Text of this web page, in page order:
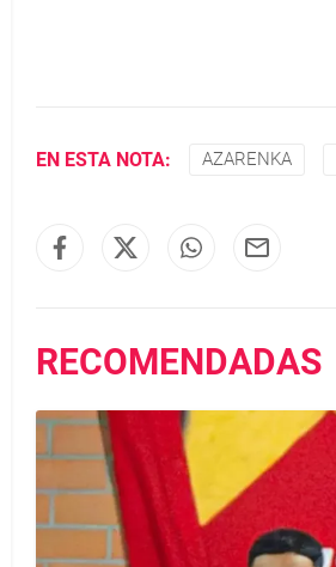
EN ESTA NOTA: AZARENKA
RECOMENDADAS